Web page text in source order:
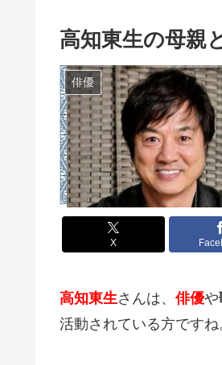
高知東生の母親
俳優
X
高知東生さんは、 俳優や
活動されている方ですね